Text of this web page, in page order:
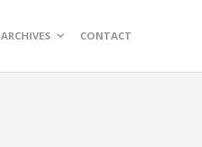
ARCHIVES CONTACT